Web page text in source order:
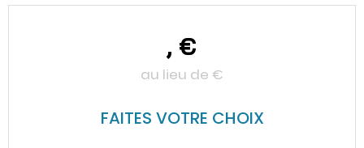
, €
au lieu de €
FAITES VOTRE CHOIX